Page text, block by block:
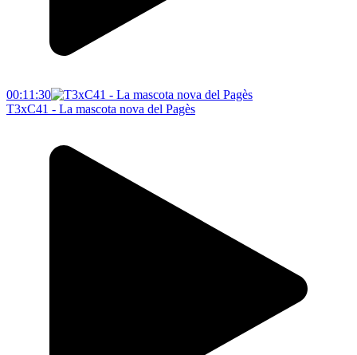
00:11:30
T3xC41 - La mascota nova del Pagès